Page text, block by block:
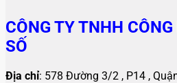
CÔNG TY TNHH
SỐ
Địa chỉ: 578 Đường 3/2 , P14 ,